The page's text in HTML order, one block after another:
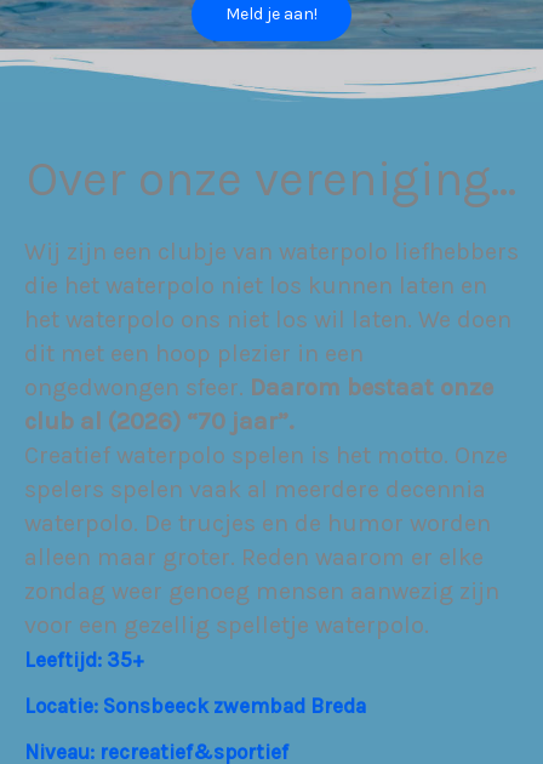
Meld je aan!
Over onze vereniging…
Wij zijn een clubje van waterpolo liefhebbers
die het waterpolo niet los kunnen laten en
het waterpolo ons niet los wil laten. We doen
dit met een hoop plezier in een
ongedwongen sfeer. Daarom bestaat onze
club al (2026) “70 jaar”.
Creatief waterpolo spelen is het motto. Onze
spelers spelen vaak al meerdere decennia
waterpolo. De trucjes en de humor worden
alleen maar groter. Reden waarom er elke
zondag weer genoeg mensen aanwezig zijn
voor een gezellig spelletje waterpolo.
Leeftijd: 35+
Locatie: Sonsbeeck zwembad Breda
Niveau: recreatief&sportief